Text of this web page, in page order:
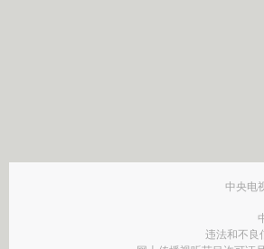
中央电
违法和不良